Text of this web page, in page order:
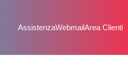
AssistenzaWebmailArea Clienti